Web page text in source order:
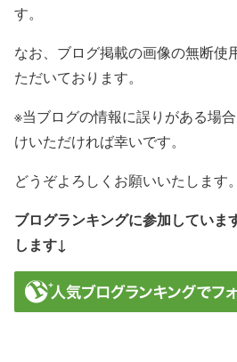
す。
なお、ブログ掲載の画像の無断使
ただいております。
※当ブログの情報に誤りがある場
けいただければ幸いです。
どうぞよろしくお願いいたします。
ブログランキングに参加していま
します↓